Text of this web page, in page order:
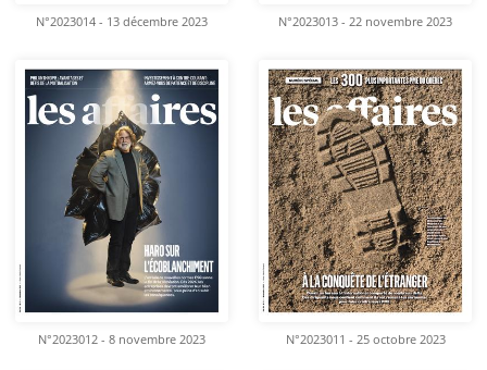
N°2023014 - 13 décembre 2023 N°2023013 - 22 novembre 2023
N°2023012 - 8 novembre 2023 N°2023011 - 25 octobre 2023